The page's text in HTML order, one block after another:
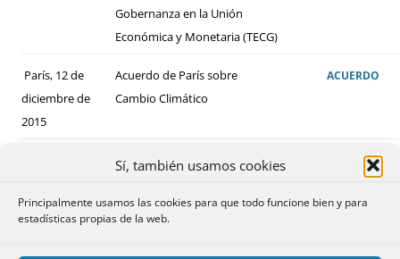
Sí, también usamos cookies
Principalmente usamos las cookies para que todo funcione bien y para
estadísticas propias de la web.
Gobernanza en la Unión
Económica y Monetaria (TECG)
París, 12 de
diciembre de
2015
Acuerdo de París sobre
Cambio Climático
ACUERDO